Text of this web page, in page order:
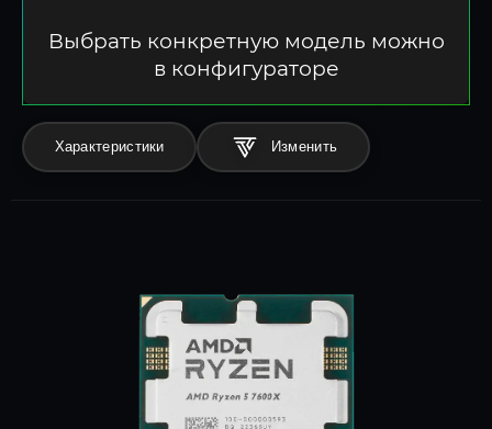
Выбрать конкретную модель можно
в конфигураторе
Характеристики